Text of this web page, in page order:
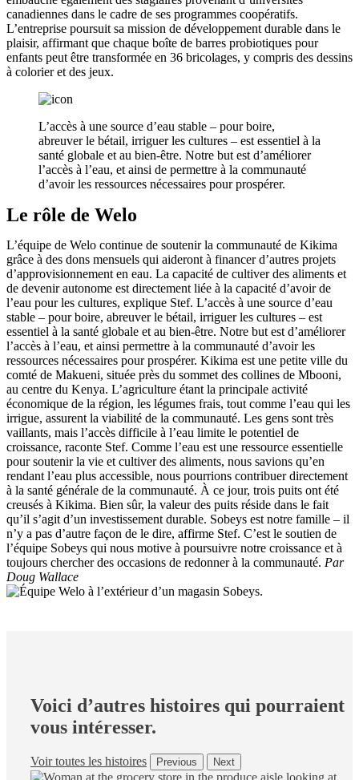
canadiennes dans le cadre de ses programmes coopératifs.
L’entreprise poursuit sa mission de développement durable dans le
plaisir, affirmant que chaque boîte de barres probiotiques pour
enfants peut être transformée en 36 bricolages, y compris des dessins
à colorier et des jeux.
L’accès à une source d’eau stable – pour boire,
abreuver le bétail, irriguer les cultures – est essentiel à la
santé globale et au bien-être. Notre but est d’améliorer
l’accès à l’eau, et ainsi de permettre à la communauté
d’avoir les ressources nécessaires pour prospérer.
Le rôle de Welo
L’équipe de Welo continue de soutenir la communauté de Kikima
grâce à des dons mensuels qui aideront à financer d’autres projets
d’approvisionnement en eau. La capacité de cultiver des aliments et
de devenir autonome est directement liée à la capacité d’avoir de
l’eau pour les cultures, explique Stef. L’accès à une source d’eau
stable – pour boire, abreuver le bétail, irriguer les cultures – est
essentiel à la santé globale et au bien-être. Notre but est d’améliorer
l’accès à l’eau, et ainsi permettre à la communauté d’avoir les
ressources nécessaires pour prospérer. Kikima est une petite ville du
comté de Makueni, située près du sommet des collines de Mbooni,
au centre du Kenya. L’agriculture étant la principale activité
économique de la région, les légumes frais, tout comme l’eau qui les
irrigue, assurent la viabilité de la communauté. Les gens sont très
vaillants, mais l’accès difficile à l’eau limite le potentiel de
croissance, raconte Stef. Comme l’eau est une ressource essentielle
pour soutenir la vie et cultiver des aliments, nous savions qu’en
rendant l’eau plus accessible, nous pourrions contribuer directement
à la santé générale de la communauté. À ce jour, trois puits ont été
creusés à Kikima. Bien sûr, la valeur des puits réside dans le fait
qu’il s’agit d’un investissement durable. Sobeys est notre famille – il
n’y a pas d’autre façon de le dire, affirme Stef. C’est le soutien de
l’équipe Sobeys qui nous motive à poursuivre notre croissance et à
toujours chercher des occasions de redonner à la communauté. Par
Doug Wallace
Voici d’autres histoires qui pourraient
vous intéresser.
Voir toutes les histoires Previous Next